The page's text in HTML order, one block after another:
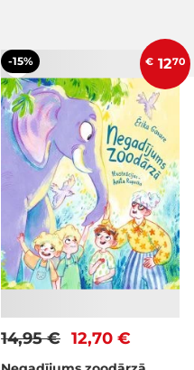
-15% € 1270
12,70 €
14,95 €